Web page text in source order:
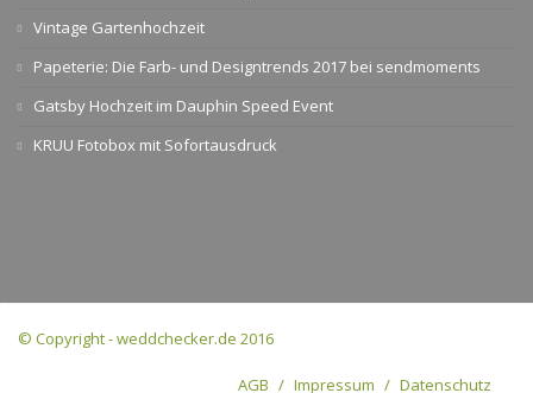
Vintage Gartenhochzeit
Papeterie: Die Farb- und Designtrends 2017 bei sendmoments
Gatsby Hochzeit im Dauphin Speed Event
KRUU Fotobox mit Sofortausdruck
© Copyright - weddchecker.de 2016
AGB Impressum Datenschutz